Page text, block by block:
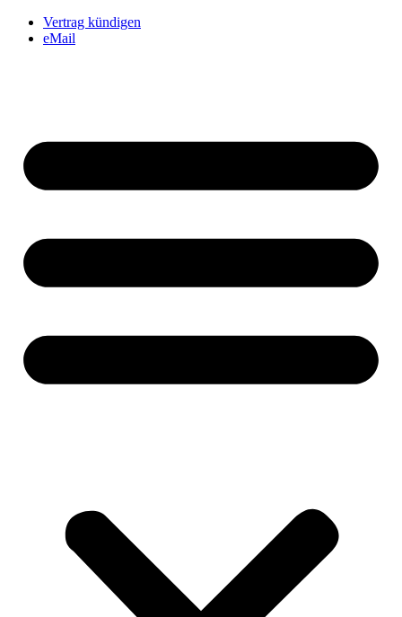
Vertrag kündigen
eMail